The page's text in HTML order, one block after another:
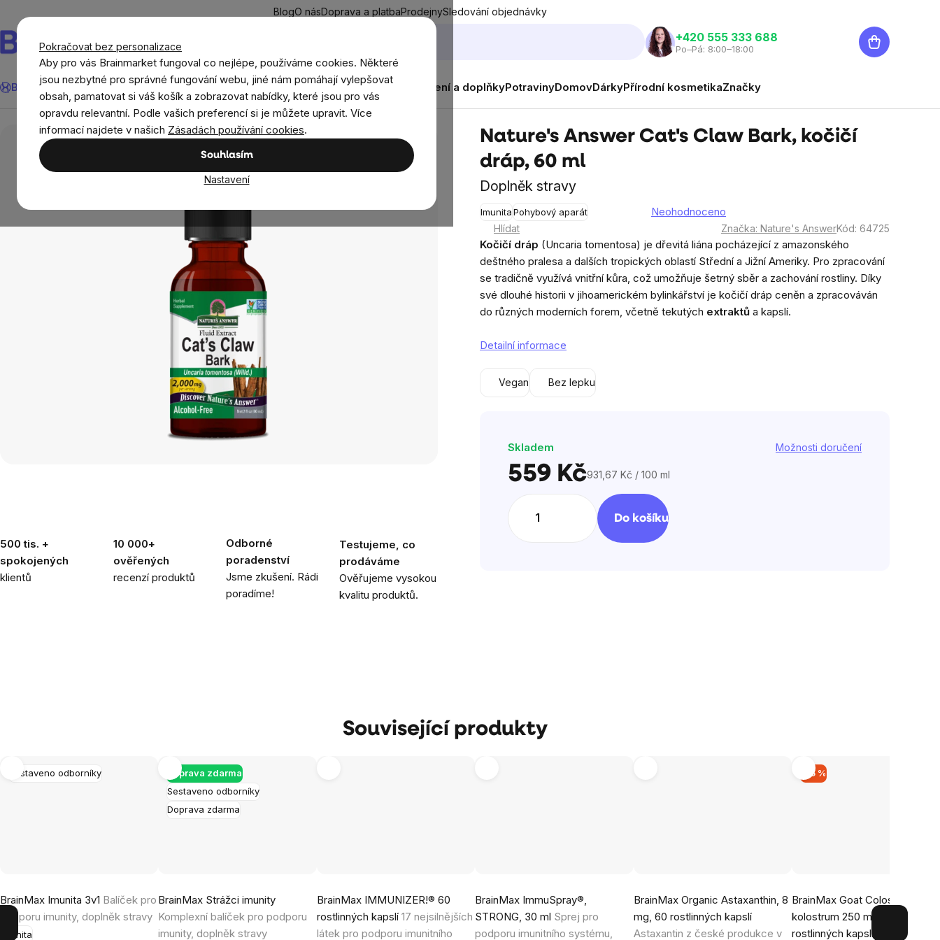
Pokračovat bez personalizace
Aby pro vás Brainmarket fungoval co nejlépe, používáme cookies. Některé
jsou nezbytné pro správné fungování webu, jiné nám pomáhají vylepšovat
obsah, pamatovat si váš košík a zobrazovat nabídky, které jsou pro vás
opravdu relevantní. Podle vašich preferencí si je můžete upravit. Více
informací najdete v našich Zásadách používání cookies.
Souhlasím
Nastavení
obsah
BlogO násDoprava a platbaProdejnySledování objednávky
Hledat
‭+420 555 333 688
Po–Pá: 8:00–18:00
Nákupní
košík
BrainMax® Léto Ušetři CíleDoplňky stravy a výživaNovinkyMužiŽenyDěti Oblečení a doplňkyPotravinyDomovDárkyPřírodní kosmetikaZnačky
Cíle Nature's Answer Cat's Claw Bark, kočičí dráp, 60 ml
Nature's Answer Cat's Claw Bark, kočičí
dráp, 60 ml
Doplněk stravy
ImunitaPohybový aparát
produktu
je
0,0
z
5
Neohodnoceno
500 tis. +
spokojených
klientů
10 000+
ověřených
recenzí produktů
Odborné
poradenství
Jsme zkušení. Rádi
poradíme!
Testujeme, co
prodáváme
Ověřujeme vysokou
kvalitu produktů.
Hlídat Značka: Nature's AnswerKód: 64725
Kočičí dráp (Uncaria tomentosa) je dřevitá liána pocházející z amazonského
deštného pralesa a dalších tropických oblastí Střední a Jižní Ameriky. Pro zpracování
se tradičně využívá vnitřní kůra, což umožňuje šetrný sběr a zachování rostliny. Díky
své dlouhé historii v jihoamerickém bylinkářství je kočičí dráp ceněn a zpracováván
do různých moderních forem, včetně tekutých extraktů a kapslí.
Detailní informace
Vegan Bez lepku
Skladem Možnosti doručení
559 KčMěrná
cena:
931,67 Kč / 100 ml
Do košíku
Související produkty
Sestaveno odborníky
BrainMax Imunita 3v1 Balíček pro
podporu imunity, doplněk stravy
Imunita
hodnocení
produktu
Sestaveno odborníky
Doprava zdarma
Doprava zdarma
BrainMax Strážci imunity
Komplexní balíček pro podporu
imunity, doplněk stravy
hodnocení
produktu
BrainMax IMMUNIZER!® 60
rostlinných kapslí 17 nejsilnějších
látek pro podporu imunitního
hodnocení
produktu
BrainMax ImmuSpray®,
STRONG, 30 ml Sprej pro
podporu imunitního systému,
hodnocení
produktu
BrainMax Organic Astaxanthin, 8
mg, 60 rostlinných kapslí
Astaxantin z české produkce v
hodnocení
produktu
–15 %
BrainMax Goat Colostrum®,
kolostrum 250 mg, 100
rostlinných kapslí
České kozí
hodnocení
produktu